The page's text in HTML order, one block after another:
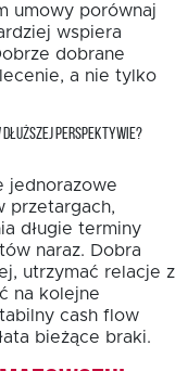
umowy porównaj
wspiera
dobrane
a nie tylko
PERSPEKTYWIE?
jednorazowe
przetargach,
długie terminy
naraz. Dobra
utrzymać relacje z
na kolejne
cash flow
bieżące braki.